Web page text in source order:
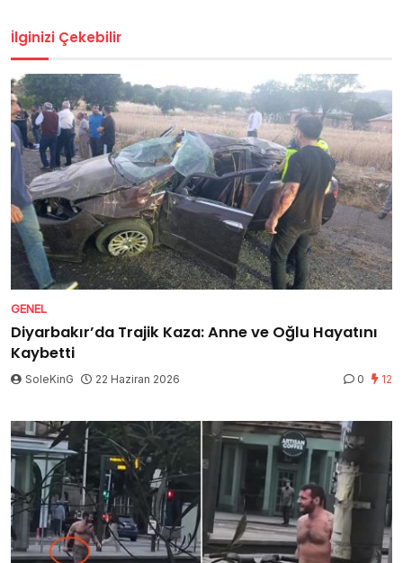
İlginizi Çekebilir
GENEL
Diyarbakır’da Trajik Kaza: Anne ve Oğlu Hayatını
Kaybetti
SoleKinG 22 Haziran 2026 0 12